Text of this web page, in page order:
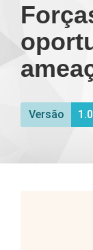
Versão 1.0